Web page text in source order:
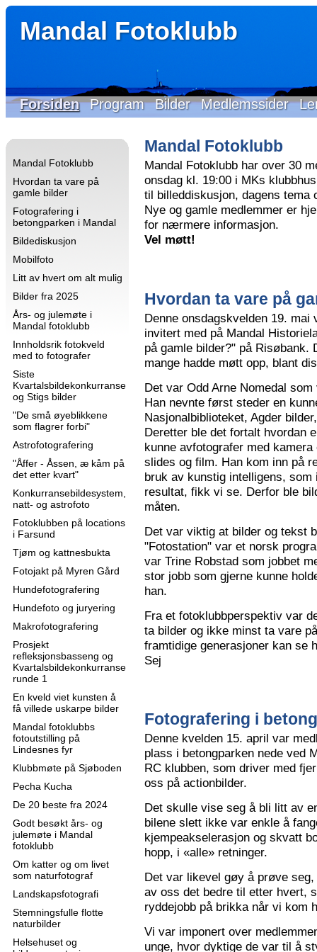
Mandal Fotoklubb
Forsiden Program Bilder Medlemssider
Mandal Fotoklubb
Hvordan ta vare på
gamle bilder
Fotografering i
betongparken i Mandal
Bildediskusjon
Mobilfoto
Litt av hvert om alt mulig
Bilder fra 2025
Års- og julemøte i
Mandal fotoklubb
Innholdsrik fotokveld
med to fotografer
Siste
Kvartalsbildekonkurranse
og Stigs bilder
"De små øyeblikkene
som flagrer forbi"
Astrofotografering
"Åffer - Åssen, æ kåm på
det etter kvart"
Konkurransebildesystem,
natt- og astrofoto
Fotoklubben på locations
i Farsund
Tjøm og kattnesbukta
Fotojakt på Myren Gård
Hundefotografering
Hundefoto og juryering
Makrofotografering
Prosjekt
refleksjonsbasseng og
Kvartalsbildekonkurranse
runde 1
En kveld viet kunsten å
få villede uskarpe bilder
Mandal fotoklubbs
fotoutstilling på
Lindesnes fyr
Klubbmøte på Sjøboden
Pecha Kucha
De 20 beste fra 2024
Godt besøkt års- og
julemøte i Mandal
fotoklubb
Om katter og om livet
som naturfotograf
Landskapsfotografi
Stemningsfulle flotte
naturbilder
Helsehuset og
Mandal Fotoklubb
Mandal Fotoklubb har over 30
onsdag kl. 19:00 i MKs
til billeddiskusjon, dagens
Nye og gamle medlemmer er
for nærmere informasjon.
Vel møtt!
Hvordan ta vare på
Denne onsdagskvelden 19.
invitert med på Mandal
på gamle bilder?" på
mange hadde møtt opp, blant
Det var Odd Arne Nomedal
Han nevnte først steder en
Nasjonalbiblioteket, Agder
Deretter ble det fortalt hvordan
kunne avfotografer med
slides og film. Han kom inn på
bruk av kunstig intelligens,
resultat, fikk vi se. Derfor ble
måten.
Det var viktig at bilder og tekst
"Fotostation" var et norsk
var Trine Robstad som jobbet
stor jobb som gjerne kunne
han.
Fra et fotoklubbperspektiv var
ta bilder og ikke minst ta vare
framtidige generasjoner kan se
Sej
Fotografering i
Denne kvelden 15. april var
plass i betongparken nede ved
RC klubben, som driver med
oss på actionbilder.
Det skulle vise seg å bli litt av
bilene slett ikke var enkle å
kjempeakselerasjon og skvatt
hopp, i «alle» retninger.
Det var likevel gøy å prøve
av oss det bedre til etter hvert,
ryddejobb på brikka når vi kom
Vi var imponert over
unge, hvor dyktige de var til å